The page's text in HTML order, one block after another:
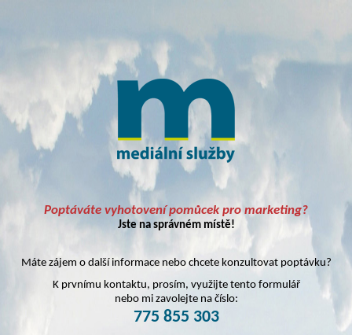
Poptáváte vyhotovení pomůcek pro marketing?
Jste na správném místě!
Máte zájem o další informace nebo chcete konzultovat poptávku?
K prvnímu kontaktu, prosím, využijte tento formulář
nebo mi zavolejte na číslo:
775 855 303